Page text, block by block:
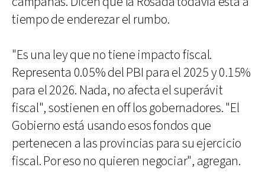
tiempo de enderezar el rumbo.
"Es una ley que no tiene impacto fiscal.
Representa 0.05% del PBI para el 2025 y 0.15%
para el 2026. Nada, no afecta el superávit
fiscal", sostienen en off los gobernadores. "El
Gobierno está usando esos fondos que
pertenecen a las provincias para su ejercicio
fiscal. Por eso no quieren negociar", agregan.